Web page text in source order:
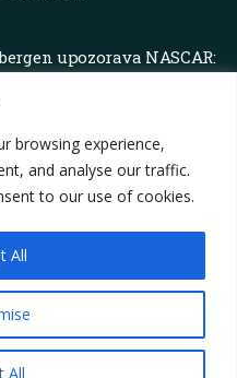
browsing experience,
and analyse our traffic.
to our use of cookies.
All
All
upozorava NASCAR:
u još jedan
i oglašavanje